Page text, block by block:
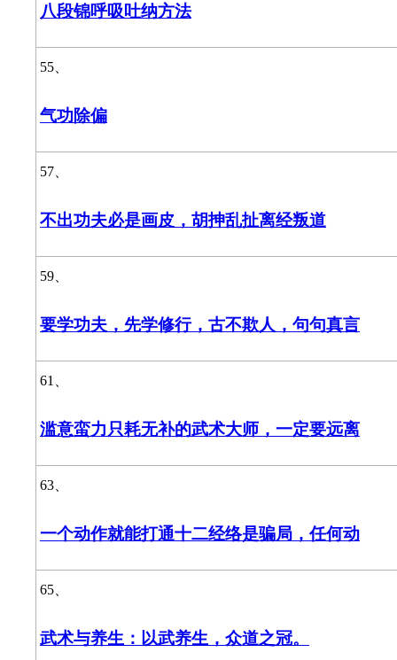
八段锦呼吸吐纳方法
55、
气功除偏
57、
不出功夫必是画皮，胡抻乱扯离经叛道
59、
要学功夫，先学修行，古不欺人，句句真言
61、
滥意蛮力只耗无补的武术大师，一定要远离
63、
一个动作就能打通十二经络是骗局，任何动
65、
武术与养生：以武养生，众道之冠。